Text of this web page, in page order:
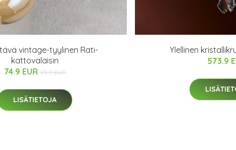
vintage-tyylinen Rati-
kattovalaisin
74.9 EUR 95.9 EUR
LISÄTIETOJA
Ylellinen
573.9